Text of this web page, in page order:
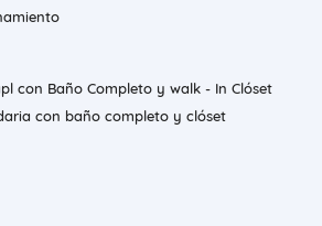
con Baño Completo y walk - In Clóset
con baño completo y clóset